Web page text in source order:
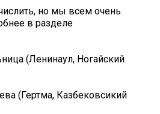
но мы всем очень
в разделе
(Ленинаул, Ногайский
(Гертма, Казбековсикий